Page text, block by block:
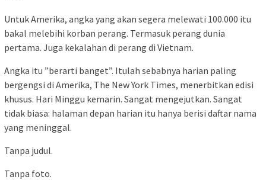
Untuk Amerika, angka yang akan segera melewati 100.000 itu
bakal melebihi korban perang. Termasuk perang dunia
pertama. Juga kekalahan di perang di Vietnam.
Angka itu ”berarti banget”. Itulah sebabnya harian paling
bergengsi di Amerika, The New York Times, menerbitkan edisi
khusus. Hari Minggu kemarin. Sangat mengejutkan. Sangat
tidak biasa: halaman depan harian itu hanya berisi daftar nama
yang meninggal.
Tanpa judul.
Tanpa foto.